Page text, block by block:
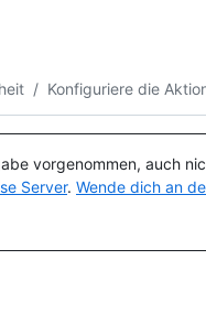
/ Konfiguriere die
vorgenommen, auch
Server. Wende dich an